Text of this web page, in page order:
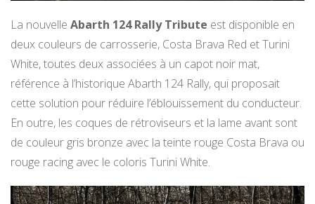
La nouvelle Abarth 124 Rally Tribute est disponible en
deux couleurs de carrosserie, Costa Brava Red et Turini
White, toutes deux associées à un capot noir mat,
référence à l’historique Abarth 124 Rally, qui proposait
cette solution pour réduire l’éblouissement du conducteur.
En outre, les coques de rétroviseurs et la lame avant sont
de couleur gris bronze avec la teinte rouge Costa Brava ou
rouge racing avec le coloris Turini White.